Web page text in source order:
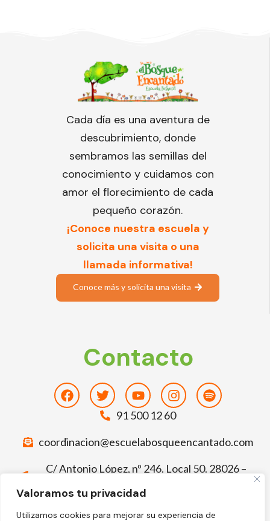
Valoramos tu privacidad
Utilizamos cookies para mejorar su experiencia de
Cada día es una aventura de
descubrimiento, donde
sembramos las semillas del
conocimiento y cuidamos con
amor el florecimiento de cada
pequeño corazón.
¡Conoce nuestra escuela y
solicita una visita o una
llamada informativa!
Conoce más y solicita una visita
Contacto
FacebookTwitterYoutubeInstagramSpotify
91 500 12 60
coordinacion@escuelabosqueencantado.com
C/ Antonio López, nº 246. Local 50. 28026 –
Deja tu comentario sobre El Bosque